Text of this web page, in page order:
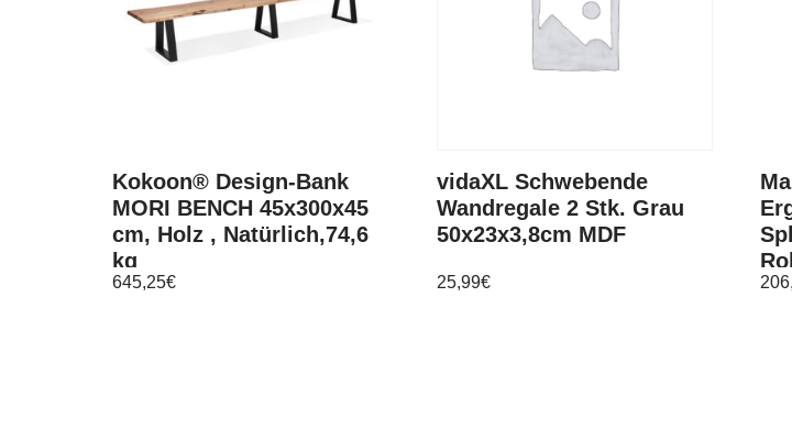
Kokoon® Design-Bank
MORI BENCH 45x300x45
cm, Holz , Natürlich,74,6
kg
645,25€
vidaXL Schwebende
Wandregale 2 Stk. Grau
50x23x3,8cm MDF
25,99€